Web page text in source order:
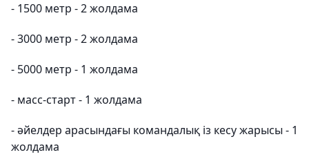
- 1500 метр - 2 жолдама
- 3000 метр - 2 жолдама
- 5000 метр - 1 жолдама
- масс-старт - 1 жолдама
- әйелдер арасындағы командалық із кесу жарысы - 1
жолдама